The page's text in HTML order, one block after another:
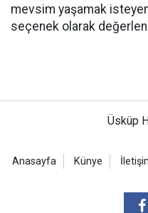
mevsim yaşamak
seçenek olarak
Üsküp
Anasayfa Künye